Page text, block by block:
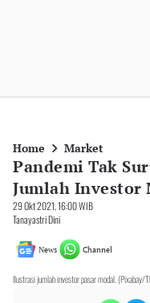
Home Market
Pandemi Tak
Jumlah Investor
29 Okt 2021, 16:00 WIB
Tanayastri Dini
News Channel
Ilustrasi jumlah investor pasar modal. (Pixabay/